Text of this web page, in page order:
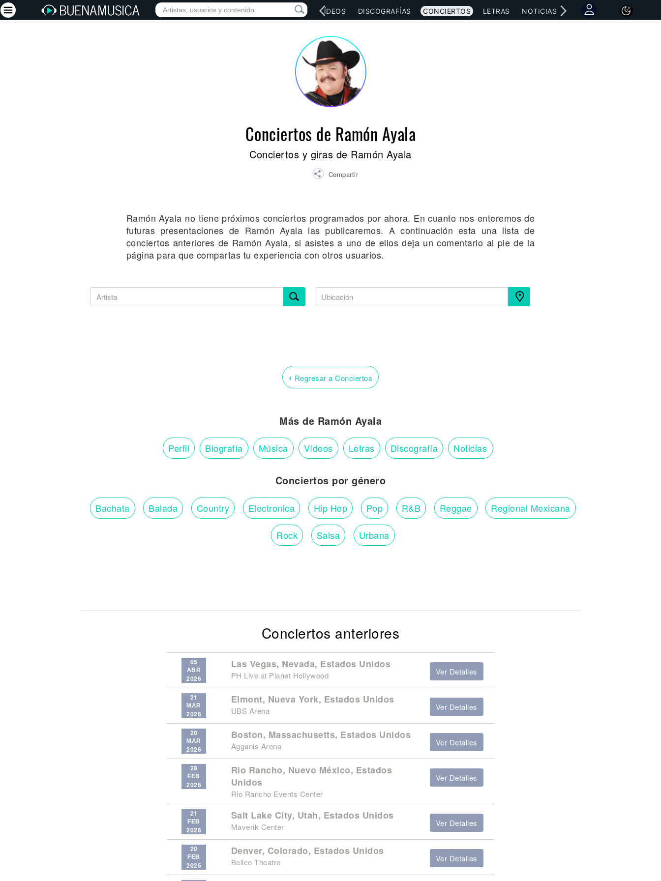
INICIO ARTISTAS RED SOCIAL MÚSICA VÍDEOS DISCOGRAFÍAS CONCIERTOS LETRAS NOTICIAS
Conciertos de Ramón Ayala
Conciertos y giras de Ramón Ayala
Compartir
Ramón Ayala no tiene próximos conciertos programados por ahora. En cuanto nos enteremos de
futuras presentaciones de Ramón Ayala las publicaremos. A continuación esta una lista de
conciertos anteriores de Ramón Ayala, si asistes a uno de ellos deja un comentario al pie de la
página para que compartas tu experiencia con otros usuarios.
‹ Regresar a Conciertos
Más de Ramón Ayala
Perfil Biografía Música Vídeos Letras Discografía Noticias
Conciertos por género
Bachata Balada Country Electronica Hip Hop Pop R&B Reggae Regional Mexicana
Rock Salsa Urbana
Conciertos anteriores
05
ABR
2026
Las Vegas, Nevada, Estados Unidos
PH Live at Planet Hollywood Ver Detalles
21
MAR
2026
Elmont, Nueva York, Estados Unidos
UBS Arena Ver Detalles
20
MAR
2026
Boston, Massachusetts, Estados Unidos
Agganis Arena Ver Detalles
28
FEB
2026
Rio Rancho, Nuevo México, Estados
Unidos
Rio Rancho Events Center
Ver Detalles
21
FEB
2026
Salt Lake City, Utah, Estados Unidos
Maverik Center Ver Detalles
20
FEB
2026
Denver, Colorado, Estados Unidos
Bellco Theatre Ver Detalles